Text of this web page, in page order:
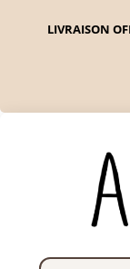
LIVRAISON